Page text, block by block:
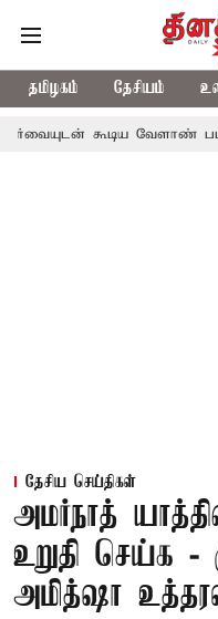
தமிழகம் தேசியம்
வேளாண் பட்ஜெட்:
தேசிய செய்திகள்
அமர்நாத்
உறுதி செய்க -
அமித்ஷா